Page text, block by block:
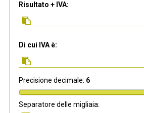
Risultato + IVA:
Di cui IVA è:
Precisione decimale: 6
Separatore delle migliaia: